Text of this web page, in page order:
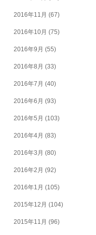
2016年11月 (67)
2016年10月 (75)
2016年9月 (55)
2016年8月 (33)
2016年7月 (40)
2016年6月 (93)
2016年5月 (103)
2016年4月 (83)
2016年3月 (80)
2016年2月 (92)
2016年1月 (105)
2015年12月 (104)
2015年11月 (96)